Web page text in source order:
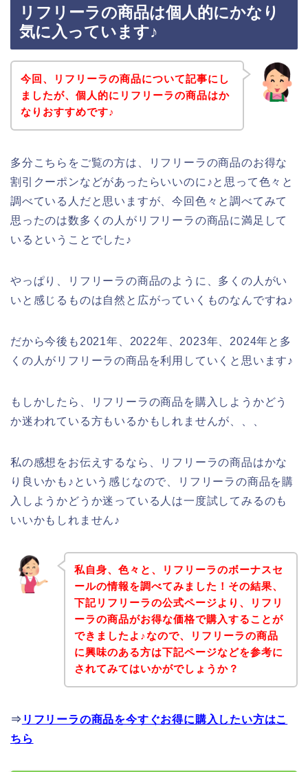
リフリーラの商品は個人的にかなり
気に入っています♪
今回、リフリーラの商品について記事にし
ましたが、個人的にリフリーラの商品はか
なりおすすめです♪
多分こちらをご覧の方は、リフリーラの商品のお得な
割引クーポンなどがあったらいいのに♪と思って色々と
調べている人だと思いますが、今回色々と調べてみて
思ったのは数多くの人がリフリーラの商品に満足して
いるということでした♪
やっぱり、リフリーラの商品のように、多くの人がい
いと感じるものは自然と広がっていくものなんですね♪
だから今後も2021年、2022年、2023年、2024年と多
くの人がリフリーラの商品を利用していくと思います♪
もしかしたら、リフリーラの商品を購入しようかどう
か迷われている方もいるかもしれませんが、、、
私の感想をお伝えするなら、リフリーラの商品はかな
り良いかも♪という感じなので、リフリーラの商品を購
入しようかどうか迷っている人は一度試してみるのも
いいかもしれません♪
私自身、色々と、リフリーラのボーナスセ
ールの情報を調べてみました！その結果、
下記リフリーラの公式ページより、リフリ
ーラの商品がお得な価格で購入することが
できましたよ♪なので、リフリーラの商品
に興味のある方は下記ページなどを参考に
されてみてはいかがでしょうか？
⇒ リフリーラの商品を今すぐお得に購入したい方はこ
ちら